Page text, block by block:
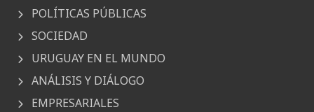
POLÍTICAS PÚBLICAS
SOCIEDAD
URUGUAY EN EL MUNDO
ANÁLISIS Y DIÁLOGO
EMPRESARIALES